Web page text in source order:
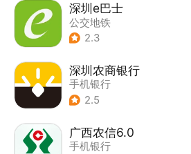
深圳e巴士
公交地铁
2.3
深圳农商银行
手机银行
2.5
广西农信6.0
手机银行